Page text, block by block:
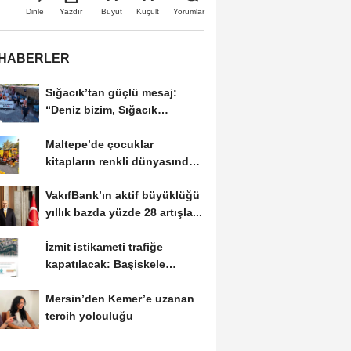
Dinle Yazdır Büyüt Küçült Yorumlar
Sığacık’tan güçlü mesaj:
“Deniz bizim, Sığacık
Maltepe’de çocuklar
kitapların renkli dünyasında
VakıfBank’ın aktif büyüklüğü
yıllık bazda yüzde 28 artışla...
İzmit istikameti trafiğe
kapatılacak: Başiskele
Mersin’den Kemer’e uzanan
tercih yolculuğu